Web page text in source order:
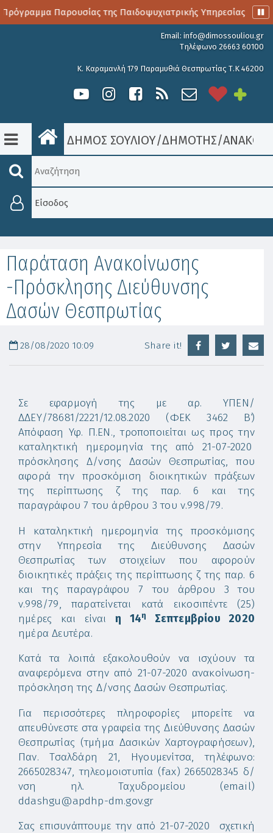
Παρουσίας της Παιδοψυχιατρικής Υπηρεσίας
Email: info@dimossouliou.gr
Τηλέφωνο 26663 60100
Κ. Καραμανλή 179 Παραμυθιά Θεσπρωτίας Τ.Κ 46200
ΔΗΜΟΣ ΣΟΥΛΙΟΥ/ΔΗΜΟΤΗΣ/
Είσοδος
Παράταση Ανακοίνωσης
-Πρόσκλησης Διεύθυνσης
Δασών Θεσπρωτίας
28/08/2020 10:09 Share it!
Σε εφαρμογή της με αρ. ΥΠΕΝ/
ΔΔΕΥ/78681/2221/12.08.2020 (ΦΕΚ 3462 Β΄)
Απόφαση Υφ. Π.ΕΝ., τροποποιείται ως προς την
καταληκτική ημερομηνία της από 21-07-2020
πρόσκλησης Δ/νσης Δασών Θεσπρωτίας, που
αφορά την προσκόμιση διοικητικών πράξεων
της περίπτωσης ζ της παρ. 6 και της
παραγράφου 7 του άρθρου 3 του ν.998/79.
Η καταληκτική ημερομηνία της προσκόμισης
στην Υπηρεσία της Διεύθυνσης Δασών
Θεσπρωτίας των στοιχείων που αφορούν
διοικητικές πράξεις της περίπτωσης ζ της παρ. 6
και της παραγράφου 7 του άρθρου 3 του
ν.998/79, παρατείνεται κατά εικοσιπέντε (25)
ημέρες και είναι η 14η
Σεπτεμβρίου 2020
ημέρα Δευτέρα.
Κατά τα λοιπά εξακολουθούν να ισχύουν τα
αναφερόμενα στην από 21-07-2020 ανακοίνωση-
πρόσκληση της Δ/νσης Δασών Θεσπρωτίας.
Για περισσότερες πληροφορίες μπορείτε να
απευθύνεστε στα γραφεία της Διεύθυνσης Δασών
Θεσπρωτίας (τμήμα Δασικών Χαρτογραφήσεων),
Παν. Τσαλδάρη 21, Ηγουμενίτσα, τηλέφωνο:
2665028347, τηλεομοιοτυπία (fax) 2665028345 δ/
νση ηλ. Ταχυδρομείου (email)
ddashgu@apdhp-dm.gov.gr
Σας επισυνάπτουμε την από 21-07-2020 σχετική